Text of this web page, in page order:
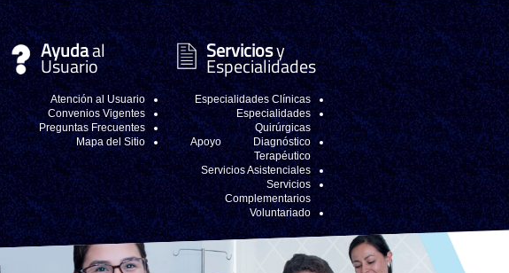
Serviciosy
Especialidades
Especialidades Clínicas
Especialidades
Quirúrgicas
Apoyo Diagnóstico
Terapéutico
Servicios Asistenciales
Servicios
Complementarios
Voluntariado
Ayudaal
Usuario
Atención al Usuario
Convenios Vigentes
Preguntas Frecuentes
Mapa del Sitio